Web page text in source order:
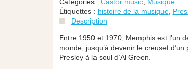
Étiquettes : histoire de la musique,
Description
Entre 1950 et 1970, Memphis est l’un
monde, jusqu’à devenir le creuset
Presley à la soul d’Al Green.